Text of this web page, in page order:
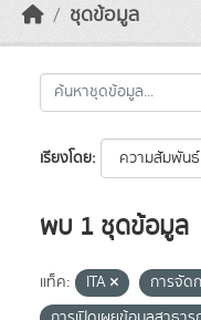
ชุดข้อมูล
เรียงโดย
พบ 1 ชุดข้อมูล
แท็ค: ITA
การจัด